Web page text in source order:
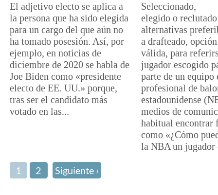
El adjetivo electo se aplica a
la persona que ha sido elegida
para un cargo del que aún no
ha tomado posesión. Así, por
ejemplo, en noticias de
diciembre de 2020 se habla de
Joe Biden como «presidente
electo de EE. UU.» porque,
tras ser el candidato más
votado en las...
Seleccionado,
elegido o
alternativas
a drafteado,
válida, para
jugador escogido
parte de un equipo
profesional de
estadounidense
medios de
habitual encontrar
como «¿Cómo
la NBA un jugador
1 2 Siguiente ›